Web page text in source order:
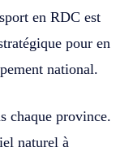
en RDC est
pour en
national.
chaque province.
naturel à